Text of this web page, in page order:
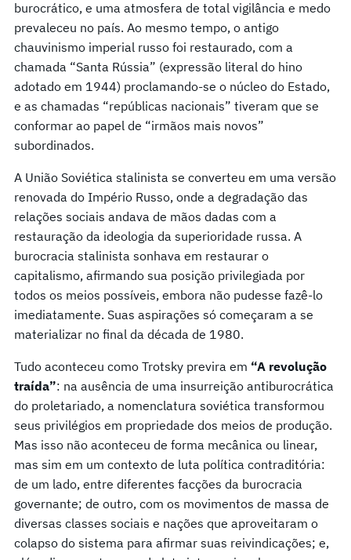
burocrático, e uma atmosfera de total vigilância e medo
prevaleceu no país. Ao mesmo tempo, o antigo
chauvinismo imperial russo foi restaurado, com a
chamada “Santa Rússia” (expressão literal do hino
adotado em 1944) proclamando-se o núcleo do Estado,
e as chamadas “repúblicas nacionais” tiveram que se
conformar ao papel de “irmãos mais novos”
subordinados.
A União Soviética stalinista se converteu em uma versão
renovada do Império Russo, onde a degradação das
relações sociais andava de mãos dadas com a
restauração da ideologia da superioridade russa. A
burocracia stalinista sonhava em restaurar o
capitalismo, afirmando sua posição privilegiada por
todos os meios possíveis, embora não pudesse fazê-lo
imediatamente. Suas aspirações só começaram a se
materializar no final da década de 1980.
Tudo aconteceu como Trotsky previra em “A revolução
traída”: na ausência de uma insurreição antiburocrática
do proletariado, a nomenclatura soviética transformou
seus privilégios em propriedade dos meios de produção.
Mas isso não aconteceu de forma mecânica ou linear,
mas sim em um contexto de luta política contraditória:
de um lado, entre diferentes facções da burocracia
governante; de outro, com os movimentos de massa de
diversas classes sociais e nações que aproveitaram o
colapso do sistema para afirmar suas reivindicações; e,